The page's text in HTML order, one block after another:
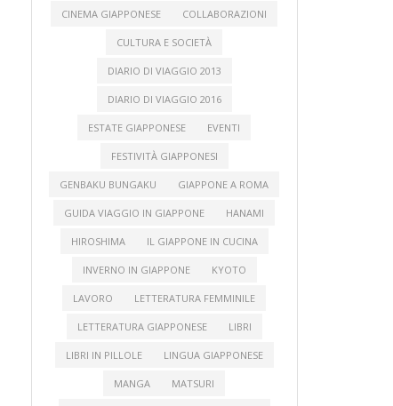
CINEMA GIAPPONESE COLLABORAZIONI
CULTURA E SOCIETÀ
DIARIO DI VIAGGIO 2013
DIARIO DI VIAGGIO 2016
ESTATE GIAPPONESE EVENTI
FESTIVITÀ GIAPPONESI
GENBAKU BUNGAKU GIAPPONE A ROMA
GUIDA VIAGGIO IN GIAPPONE HANAMI
HIROSHIMA IL GIAPPONE IN CUCINA
INVERNO IN GIAPPONE KYOTO
LAVORO LETTERATURA FEMMINILE
LETTERATURA GIAPPONESE LIBRI
LIBRI IN PILLOLE LINGUA GIAPPONESE
MANGA MATSURI